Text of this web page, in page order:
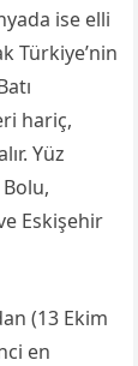
ise elli
Türkiye’nin
hariç,
Yüz
Eskişehir
(13 Ekim
en